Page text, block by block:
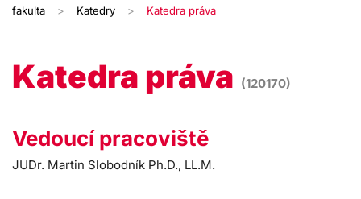
fakulta Katedry Katedra práva
Katedra práva (120170)
Vedoucí pracoviště
JUDr. Martin Slobodník Ph.D., LL.M.